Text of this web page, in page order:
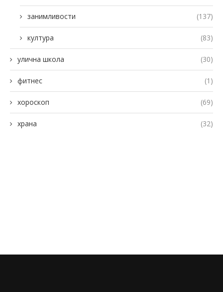
занимливости (137)
култура (83)
улична школа (30)
фитнес (1)
хороскоп (69)
храна (32)